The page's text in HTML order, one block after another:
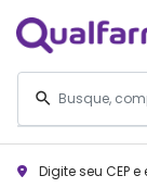
Digite seu CEP